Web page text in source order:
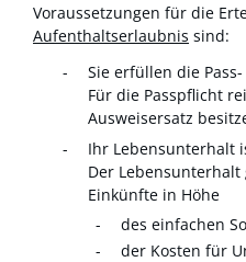
Voraussetzungen für die
Aufenthaltserlaubnis sind:
Sie erfüllen die
Für die Passpflicht
Ausweisersatz
Ihr Lebensunterhalt
Der
Einkünfte in Höhe
des einfachen
der Kosten für